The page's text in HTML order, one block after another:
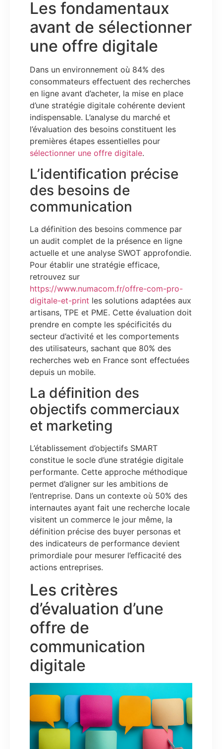
Les fondamentaux
avant de sélectionner
une offre digitale
Dans un environnement où 84% des
consommateurs effectuent des recherches
en ligne avant d’acheter, la mise en place
d’une stratégie digitale cohérente devient
indispensable. L’analyse du marché et
l’évaluation des besoins constituent les
premières étapes essentielles pour
sélectionner une offre digitale.
L’identification précise
des besoins de
communication
La définition des besoins commence par
un audit complet de la présence en ligne
actuelle et une analyse SWOT approfondie.
Pour établir une stratégie efficace,
retrouvez sur
https://www.numacom.fr/offre-com-pro-
digitale-et-print les solutions adaptées aux
artisans, TPE et PME. Cette évaluation doit
prendre en compte les spécificités du
secteur d’activité et les comportements
des utilisateurs, sachant que 80% des
recherches web en France sont effectuées
depuis un mobile.
La définition des
objectifs commerciaux
et marketing
L’établissement d’objectifs SMART
constitue le socle d’une stratégie digitale
performante. Cette approche méthodique
permet d’aligner sur les ambitions de
l’entreprise. Dans un contexte où 50% des
internautes ayant fait une recherche locale
visitent un commerce le jour même, la
définition précise des buyer personas et
des indicateurs de performance devient
primordiale pour mesurer l’efficacité des
actions entreprises.
Les critères
d’évaluation d’une
offre de
communication
digitale